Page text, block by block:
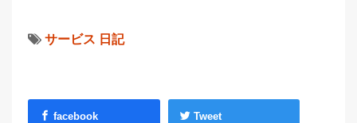
サービス 日記
facebook Tweet